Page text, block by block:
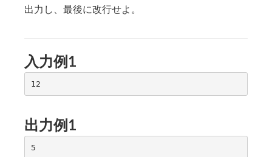
出力し、最後に改行せよ。
入力例1
出力例1